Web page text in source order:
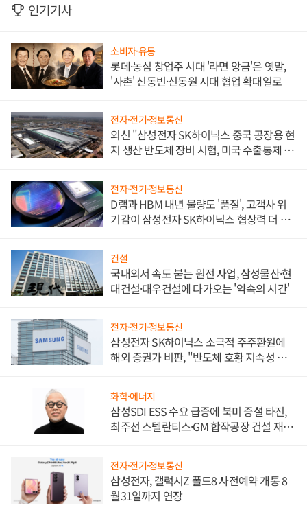
인기기사
소비자·유통
롯데·농심 창업주 시대 '라면 앙금'은 옛말,
'사촌' 신동빈·신동원 시대 협업 확대일로
전자·전기·정보통신
외신 "삼성전자 SK하이닉스 중국 공장용 현
지 생산 반도체 장비 시험, 미국 수출통제 대
전자·전기·정보통신
D램과 HBM 내년 물량도 '품절', 고객사 위
기감이 삼성전자 SK하이닉스 협상력 더 키
건설
국내외서 속도 붙는 원전 사업, 삼성물산·현
대건설·대우건설에 다가오는 '약속의 시간'
전자·전기·정보통신
삼성전자 SK하이닉스 소극적 주주환원에
해외 증권가 비판, "반도체 호황 지속성 의
화학·에너지
삼성SDI ESS 수요 급증에 북미 증설 타진,
최주선 스텔란티스·GM 합작공장 건설 재추
전자·전기·정보통신
삼성전자, 갤럭시Z 폴드8 사전예약 개통 8
월31일까지 연장